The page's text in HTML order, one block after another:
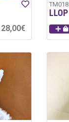
28,00€
TM018
LLOP